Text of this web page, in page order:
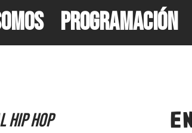
PROGRAMACIÓN
hip hop